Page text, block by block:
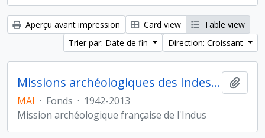
Aperçu avant impression Card view
Table view
Trier par: Date de fin
Direction: Croissant
Missions archéologiques des Indes et de l'Indus
MAI · Fonds · 1942-2013
Mission archéologique française de l'Indus